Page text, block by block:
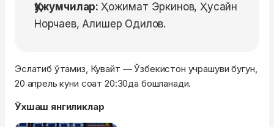
Ҳужумчилар: Ҳожимат Эркинов, Ҳусайн
Норчаев, Алишер Одилов.
Эслатиб ўтамиз, Кувайт — Ўзбекистон учрашуви бугун,
20 апрель куни соат 20:30да бошланади.
Ўхшаш янгиликлар